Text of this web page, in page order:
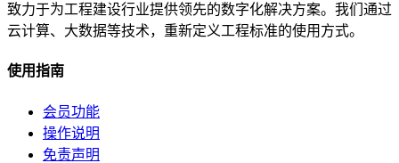
致力于为工程建设行业提供领先的数字化解决方案。我们通过
云计算、大数据等技术，重新定义工程标准的使用方式。
使用指南
会员功能
操作说明
免责声明